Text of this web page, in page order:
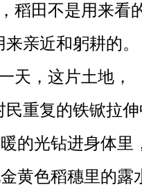
稻田不是用来看
来亲近和躬耕的。
天，这片土地，
民重复的铁锨拉
的光钻进身体里
黄色稻穗里的露